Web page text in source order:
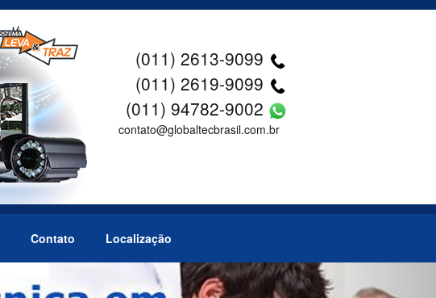
(011) 2613-9099
(011) 2619-9099
(011) 94782-9002
contato@globaltecbrasil.com.br
Contato Localização